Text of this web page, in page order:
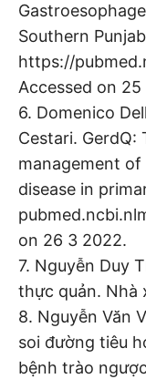
Southern
https://
Accessed on
6. Domenico
Cestari. GerdQ:
management
disease in
on 26 3 2022.
7. Nguyễn Duy
thực quản. Nhà
8. Nguyễn Văn
soi đường tiêu
bệnh trào